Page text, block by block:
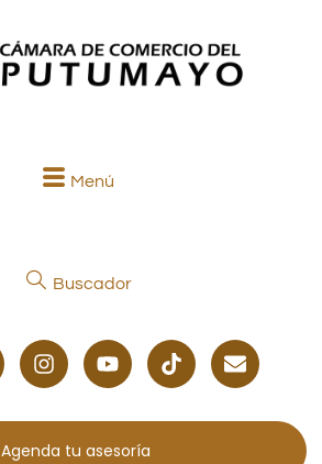
Menú
Buscador
Agenda tu asesoría